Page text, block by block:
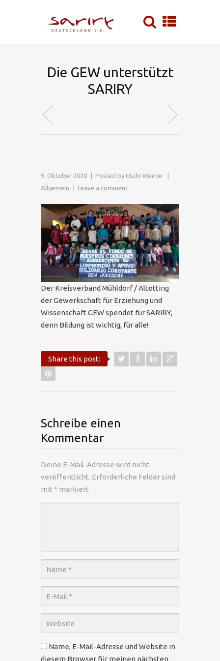
Die GEW unterstützt
SARIRY
9. Oktober 2020 Posted by Uschi Werner
Allgemein
Leave a comment
Der Kreisverband Mühldorf / Altötting
der Gewerkschaft für Erziehung und
Wissenschaft GEW spendet für SARIRY,
denn Bildung ist wichtig, für alle!
Share this post:
Schreibe einen
Kommentar
Deine E-Mail-Adresse wird nicht
veröffentlicht. Erforderliche Felder sind
mit * markiert
Name, E-Mail-Adresse und Website in
diesem Browser für meinen nächsten